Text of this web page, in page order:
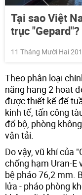
Tại sao Việt
trục "Gepard"?
11 Tháng Mười Hai
Theo phân loại
năng hạng 2 hoạt
được thiết kế để
kinh tế, tấn công
đổ bộ, phòng
vận tải.
Do vậy, vũ khí của
chống hạm Uran-E
bệ pháo 76,2 mm.
lửa - pháo phòng